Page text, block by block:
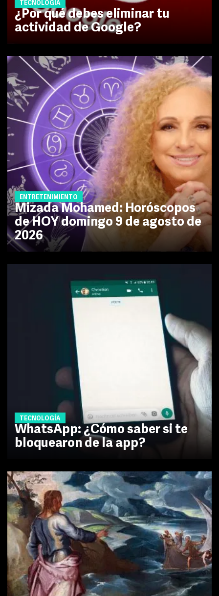
TECNOLOGÍA
¿Por qué debes eliminar tu
actividad de Google?
ENTRETENIMIENTO
Mizada Mohamed: Horóscopos
de HOY domingo 9 de agosto de
2026
TECNOLOGÍA
WhatsApp: ¿Cómo saber si te
bloquearon de la app?